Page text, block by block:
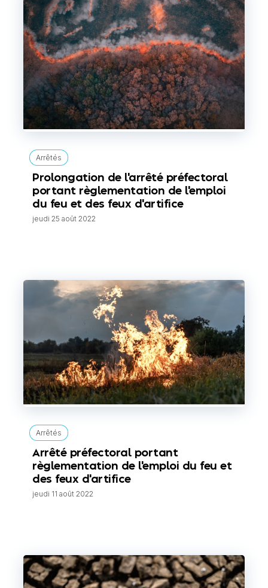
Arrêtés
Prolongation de l'arrêté préfectoral
portant règlementation de l'emploi
du feu et des feux d'artifice
jeudi 25 août 2022
Arrêtés
Arrêté préfectoral portant
règlementation de l'emploi du feu et
des feux d'artifice
jeudi 11 août 2022